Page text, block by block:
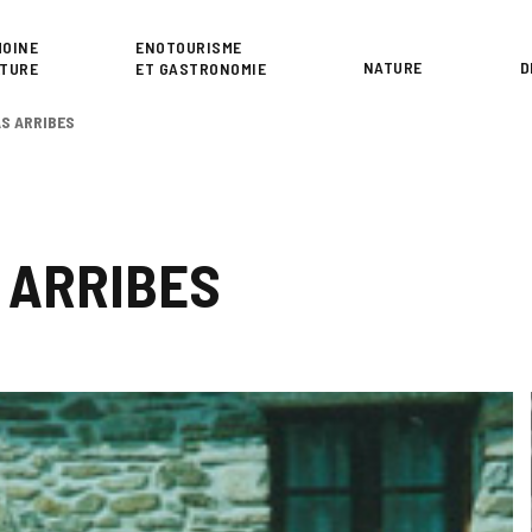
ENOTOURISME
ET GASTRONOMIE
NATURE
ARRIBES